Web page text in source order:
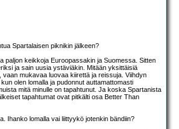
Spartalaisen piknikin jälkeen?
paljon keikkoja Euroopassakin ja Suomessa. Sitten
ja sain uusia ystäviäkin. Mitään yksittäisiä
vaan mukavaa luovaa kiirettä ja reissuja. Viihdyn
olen lomalla ja pudonnut auttamattomasti
mitä minulle on tapahtunut. Ja koska Spartanista
tapahtumat ovat pitkälti osa Better Than
Ihanko lomalla vai liittyykö jotenkin bändiin?